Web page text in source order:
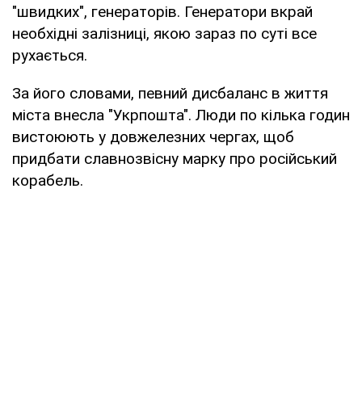
"швидких", генераторів. Генератори вкрай
необхідні залізниці, якою зараз по суті все
рухається.
За його словами, певний дисбаланс в життя
міста внесла "Укрпошта". Люди по кілька годин
вистоюють у довжелезних чергах, щоб
придбати славнозвісну марку про російський
корабель.